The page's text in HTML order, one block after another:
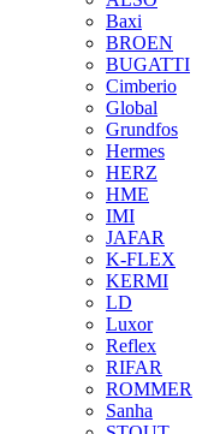
Baxi
BROEN
BUGATTI
Cimberio
Global
Grundfos
Hermes
HERZ
HME
IMI
JAFAR
K-FLEX
KERMI
LD
Luxor
Reflex
RIFAR
ROMMER
Sanha